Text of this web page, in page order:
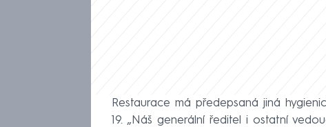
Restaurace má předepsaná jiná
19. „Náš generální ředitel i ostatní